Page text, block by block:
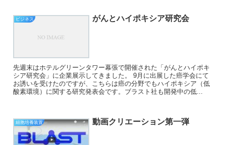
ビジネス がんとハイポキシア研究会
先週末はホテルグリーンタワー幕張で開催された「がんとハイポキ
シア研究会」に企業展示してきました。 9月に出展した癌学会にて
お誘いを受けたのですが、こちらは癌の分野でもハイポキシア（低
酸素環境）に関する研究発表会です。ブラスト社も開発中の低...
細胞培養装置 動画クリエーション第一弾